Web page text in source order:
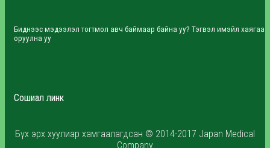
Биднээс мэдээлэл тогтмол авч баймаар байна уу? Тэгвэл имэйл хаягаа
оруулна уу
Сошиал линк
Бүх эрх хуулиар хамгаалагдсан © 2014-2017 Japan Medical
Company